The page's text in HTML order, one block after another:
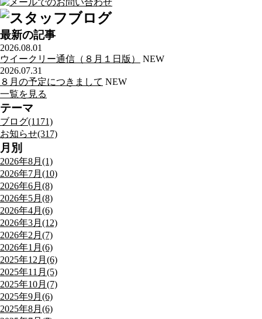
最新の記事
2026.08.01
ウイークリー通信（８月１日版）
NEW
2026.07.31
８月の予定につきまして NEW
一覧を見る
テーマ
ブログ(1171)
お知らせ(317)
月別
2026年8月(1)
2026年7月(10)
2026年6月(8)
2026年5月(8)
2026年4月(6)
2026年3月(12)
2026年2月(7)
2026年1月(6)
2025年12月(6)
2025年11月(5)
2025年10月(7)
2025年9月(6)
2025年8月(6)